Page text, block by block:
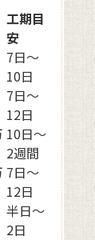
工期目
安
7日〜
10日
7日〜
12日
10日〜
2週間
7日〜
12日
半日〜
2日